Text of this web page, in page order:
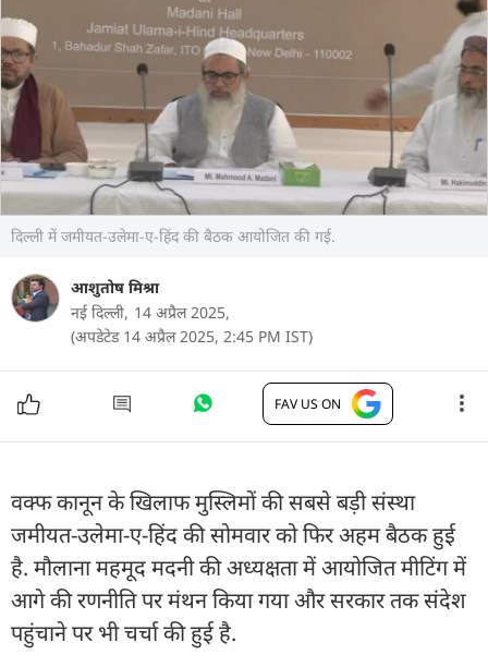
दिल्ली में जमीयत-उलेमा-ए-हिंद की बैठक आयोजित की गई.
आशुतोष मिश्रा
नई दिल्ली, 14 अप्रैल 2025,
(अपडेटेड 14 अप्रैल 2025, 2:45 PM IST)
FAV US ON
वक्फ कानून के खिलाफ मुस्लिमों की सबसे बड़ी संस्था
जमीयत-उलेमा-ए-हिंद की सोमवार को फिर अहम बैठक हुई
है. मौलाना महमूद मदनी की अध्यक्षता में आयोजित मीटिंग में
आगे की रणनीति पर मंथन किया गया और सरकार तक संदेश
पहुंचाने पर भी चर्चा की हुई है.